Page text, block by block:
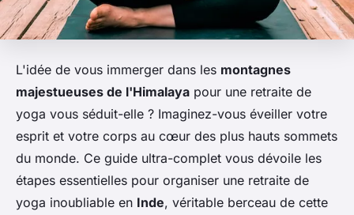
L'idée de vous immerger dans les montagnes
majestueuses de l'Himalaya pour une retraite de
yoga vous séduit-elle ? Imaginez-vous éveiller votre
esprit et votre corps au cœur des plus hauts sommets
du monde. Ce guide ultra-complet vous dévoile les
étapes essentielles pour organiser une retraite de
yoga inoubliable en Inde, véritable berceau de cette